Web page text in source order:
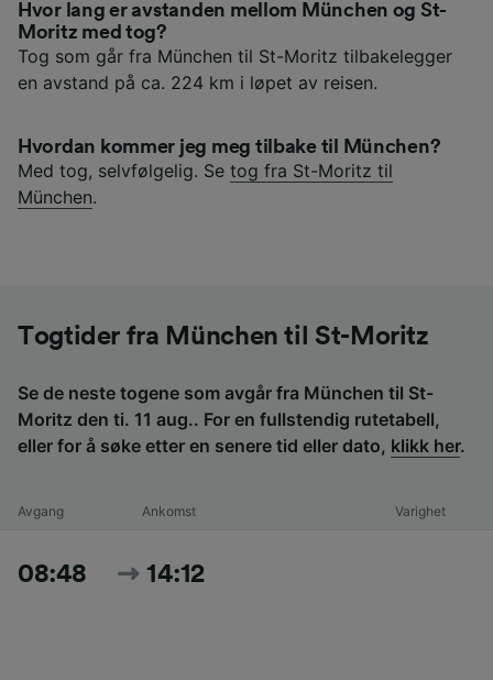
Hvor lang er avstanden mellom München og St-
Moritz med tog?
Tog som går fra München til St-Moritz tilbakelegger
en avstand på ca. 224 km i løpet av reisen.
Hvordan kommer jeg meg tilbake til München?
Med tog, selvfølgelig. Se tog fra St-Moritz til
München.
Togtider fra München til St-Moritz
Se de neste togene som avgår fra München til St-
Moritz den ti. 11 aug.. For en fullstendig rutetabell,
eller for å søke etter en senere tid eller dato, klikk her.
Avgang Ankomst Varighet
08:48 14:12